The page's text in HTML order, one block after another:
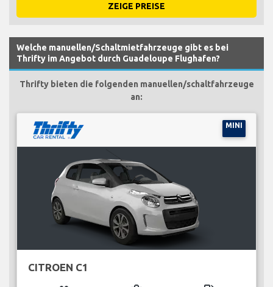
ZEIGE PREISE
Welche manuellen/Schaltmietfahrzeuge gibt es bei
Thrifty im Angebot durch Guadeloupe Flughafen?
Thrifty bieten die folgenden manuellen/schaltfahrzeuge
an:
MINI
CITROEN C1